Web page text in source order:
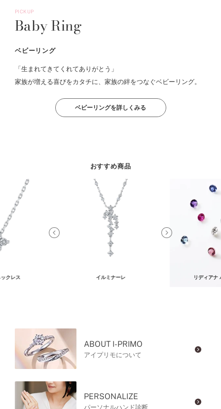
PICKUP
Baby Ring
ベビーリング
「生まれてきてくれてありがとう」
家族が増える喜びをカタチに、家族の絆をつなぐベビーリング。
ベビーリングを詳しくみる
おすすめ商品
クレス イルミナーレ リディアナ
ABOUT I-PRIMO
アイプリモについて
PERSONALIZE
パーソナルハンド診断